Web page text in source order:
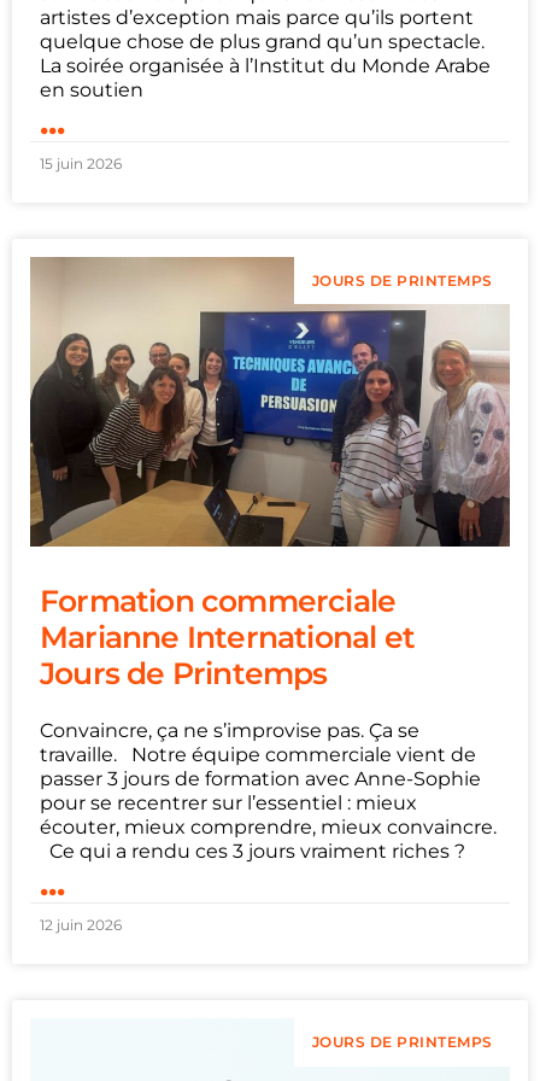
artistes d’exception mais parce qu’ils portent
quelque chose de plus grand qu’un spectacle.
La soirée organisée à l’Institut du Monde Arabe
en soutien
...
15 juin 2026
JOURS DE PRINTEMPS
Formation commerciale
Marianne International et
Jours de Printemps
Convaincre, ça ne s’improvise pas. Ça se
travaille. Notre équipe commerciale vient de
passer 3 jours de formation avec Anne-Sophie
pour se recentrer sur l’essentiel : mieux
écouter, mieux comprendre, mieux convaincre.
Ce qui a rendu ces 3 jours vraiment riches ?
...
12 juin 2026
JOURS DE PRINTEMPS